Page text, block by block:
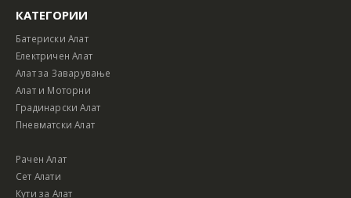
КАТЕГОРИИ
Батериски Алат
Електричен Алат
Алат за Заварување
Алат и Моторни
Градинарски Алат
Пневматски Алат
Рачен Алат
Сет Алати
Кути за Алат